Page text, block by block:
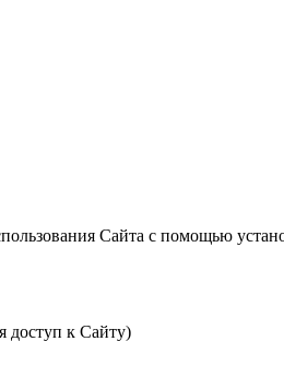
Сайта с помощью
доступ к Сайту)